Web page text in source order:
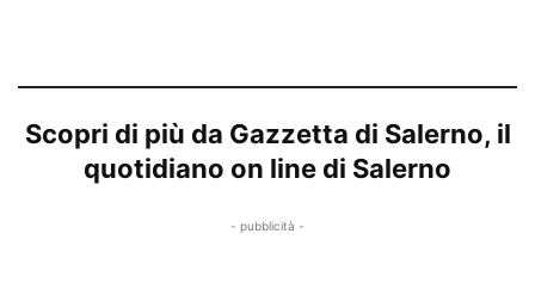
Scopri di più da Gazzetta di Salerno, il
quotidiano on line di Salerno
- pubblicità -